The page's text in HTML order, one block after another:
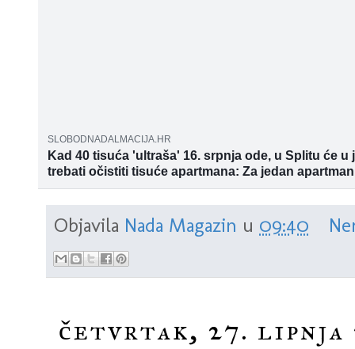
SLOBODNADALMACIJA.HR
Kad 40 tisuća 'ultraša' 16. srpnja ode, u Splitu će u
trebati očistiti tisuće apartmana: Za jedan
400 kuna, ali nema tko...
Brigu oko toga kako osigurati goste za apartmane i sobe i
dolazak i boravak u širem splitskom području za vrijeme
Objavila Nada Magazin u 09:40
četvrtak, 27. lipnja